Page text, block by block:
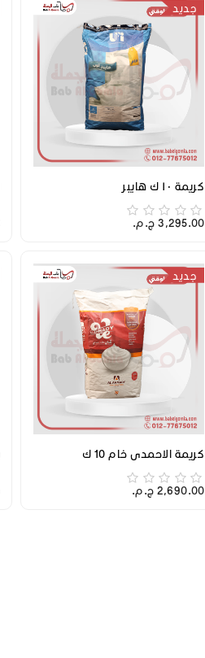
جديد
كريمة ١٠ ك هايبر
3,295.00 ج.م.‏
جديد
كريمة الاحمدي خام 10 ك
2,690.00 ج.م.‏